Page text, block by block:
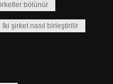
bölünür
İki şirket nasıl birleştirilir